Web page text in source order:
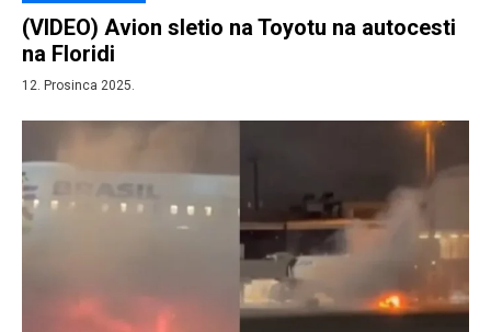
(VIDEO) Avion sletio na Toyotu na autocesti
na Floridi
12. Prosinca 2025.